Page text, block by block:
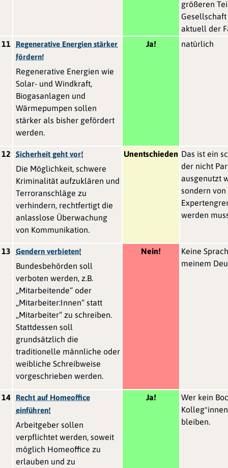
größeren
aktuell der
11
Regenerative Energien stärker
fördern!
Regenerative Energien wie
Solar- und Windkraft,
Biogasanlagen und
Wärmepumpen sollen
stärker als bisher gefördert
werden.
Ja! natürlich
12 Sicherheit geht vor!
Die Möglichkeit, schwere
Kriminalität aufzuklären und
Terroranschläge zu
verhindern, rechtfertigt die
anlasslose Überwachung
von Kommunikation.
Unentschieden Das ist ein
der nicht
ausgenutzt
sondern von
werden
13 Gendern verbieten!
Bundesbehörden soll
verboten werden, z.B.
„Mitarbeitende“ oder
„Mitarbeiter:Innen“ statt
„Mitarbeiter“ zu schreiben.
Stattdessen soll
grundsätzlich die
traditionelle männliche oder
weibliche Schreibweise
vorgeschrieben werden.
Nein!
Keine
meinem
14
Recht auf Homeoffice
einführen!
Arbeitgeber sollen
verpflichtet werden, soweit
möglich Homeoffice zu
erlauben und zu
Ja!
Wer kein
bleiben.